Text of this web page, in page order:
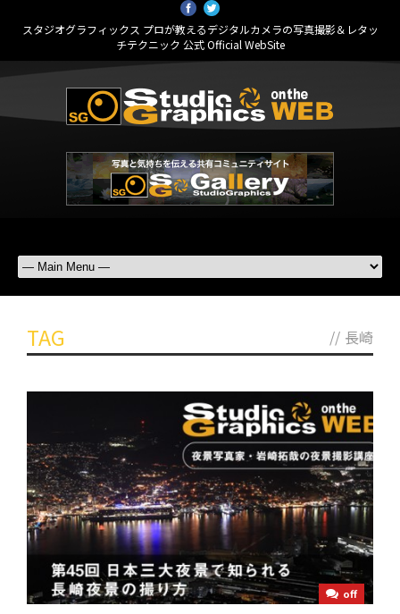
スタジオグラフィックス プロが教えるデジタルカメラの写真撮影＆レタッ
チテクニック 公式 Official WebSite
TAG // 長崎
off